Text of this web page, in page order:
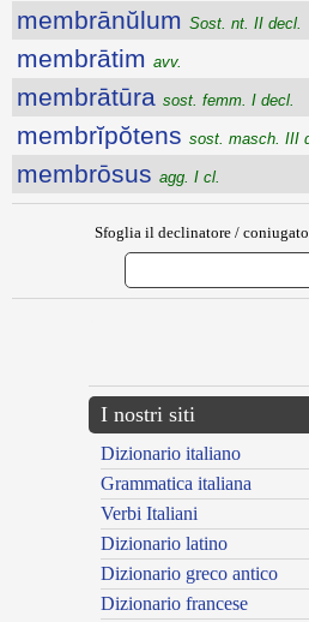
membrānŭlum Sost. nt. II decl.
membrātim avv.
membrātūra sost. femm. I decl.
membrĭpŏtens sost. masch. III
membrōsus agg. I cl.
Sfoglia il declinatore /
I nostri siti
Dizionario italiano
Grammatica italiana
Verbi Italiani
Dizionario latino
Dizionario greco antico
Dizionario francese